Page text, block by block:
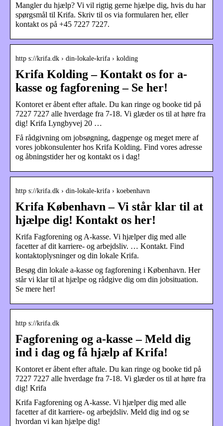
Mangler du hjælp? Vi vil rigtig gerne hjælpe dig, hvis du har
spørgsmål til Krifa. Skriv til os via formularen her, eller
kontakt os på +45 7227 7227.
http s://krifa.dk › din-lokale-krifa › kolding
Krifa Kolding – Kontakt os for a-
kasse og fagforening – Se her!
Kontoret er åbent efter aftale. Du kan ringe og booke tid på
7227 7227 alle hverdage fra 7-18. Vi glæder os til at høre fra
dig! Krifa Lyngbyvej 20 …
Få rådgivning om jobsøgning, dagpenge og meget mere af
vores jobkonsulenter hos Krifa Kolding. Find vores adresse
og åbningstider her og kontakt os i dag!
http s://krifa.dk › din-lokale-krifa › koebenhavn
Krifa København – Vi står klar til at
hjælpe dig! Kontakt os her!
Krifa Fagforening og A-kasse. Vi hjælper dig med alle
facetter af dit karriere- og arbejdsliv. … Kontakt. Find
kontaktoplysninger og din lokale Krifa.
Besøg din lokale a-kasse og fagforening i København. Her
står vi klar til at hjælpe og rådgive dig om din jobsituation.
Se mere her!
http s://krifa.dk
Fagforening og a-kasse – Meld dig
ind i dag og få hjælp af Krifa!
Kontoret er åbent efter aftale. Du kan ringe og booke tid på
7227 7227 alle hverdage fra 7-18. Vi glæder os til at høre fra
dig! Krifa
Krifa Fagforening og A-kasse. Vi hjælper dig med alle
facetter af dit karriere- og arbejdsliv. Meld dig ind og se
hvordan vi kan hjælpe dig!